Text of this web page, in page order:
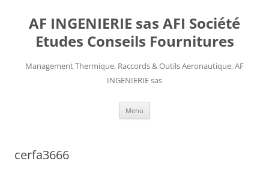
AF INGENIERIE sas AFI Société
Etudes Conseils Fournitures
Management Thermique, Raccords & Outils Aeronautique, AF
INGENIERIE sas
Menu
cerfa3666